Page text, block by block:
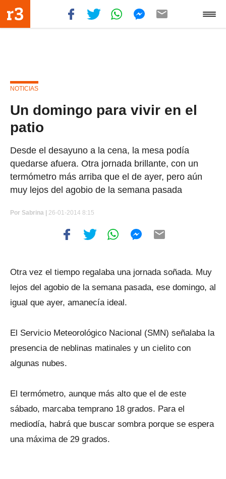
NOTICIAS
Un domingo para vivir en el
patio
Desde el desayuno a la cena, la mesa podía
quedarse afuera. Otra jornada brillante, con un
termómetro más arriba que el de ayer, pero aún
muy lejos del agobio de la semana pasada
Por Sabrina | 26-01-2014 8:15
Otra vez el tiempo regalaba una jornada soñada. Muy
lejos del agobio de la semana pasada, ese domingo, al
igual que ayer, amanecía ideal.
El Servicio Meteorológico Nacional (SMN) señalaba la
presencia de neblinas matinales y un cielito con
algunas nubes.
El termómetro, aunque más alto que el de este
sábado, marcaba temprano 18 grados. Para el
mediodía, habrá que buscar sombra porque se espera
una máxima de 29 grados.